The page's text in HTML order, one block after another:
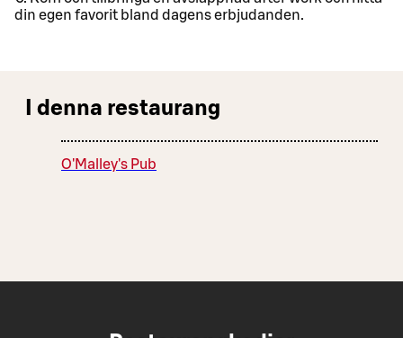
din egen favorit bland dagens erbjudanden.
I denna restaurang
O'Malley's Pub